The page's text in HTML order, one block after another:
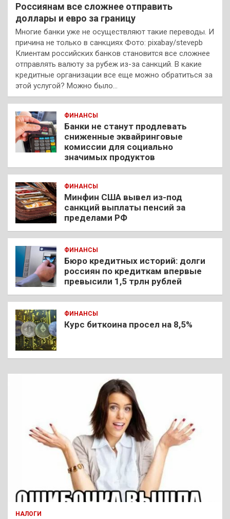
Россиянам все сложнее отправить
доллары и евро за границу
Многие банки уже не осуществляют такие переводы. И
причина не только в санкциях Фото: pixabay/stevepb
Клиентам российских банков становится все сложнее
отправлять валюту за рубеж из-за санкций. В какие
кредитные организации все еще можно обратиться за
этой услугой? Можно было…
ФИНАНСЫ
Банки не станут продлевать
сниженные эквайринговые
комиссии для социально
значимых продуктов
ФИНАНСЫ
Минфин США вывел из-под
санкций выплаты пенсий за
пределами РФ
ФИНАНСЫ
Бюро кредитных историй: долги
россиян по кредиткам впервые
превысили 1,5 трлн рублей
ФИНАНСЫ
Курс биткоина просел на 8,5%
НАЛОГИ